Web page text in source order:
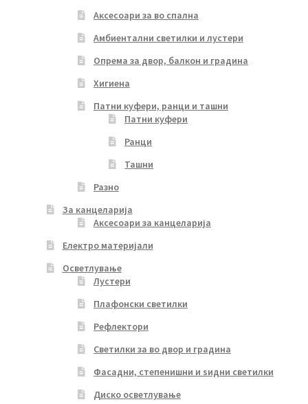
Аксесоари за во спална
Амбиентални светилки и лустери
Опрема за двор, балкон и градина
Хигиена
Патни куфери, ранци и ташни
Патни куфери
Ранци
Ташни
Разно
За канцеларија
Аксесоари за канцеларија
Електро материјали
Осветлување
Лустери
Плафонски светилки
Рефлектори
Светилки за во двор и градина
Фасадни, степенишни и ѕидни светилки
Диско осветлување